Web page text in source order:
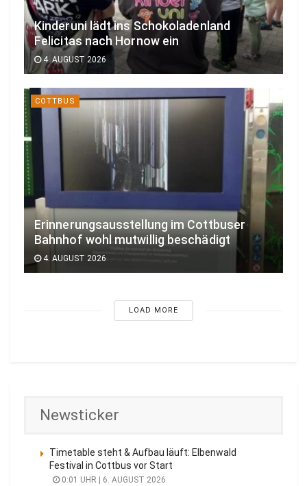
Kinderuni lädt ins Schokoladenland
Felicitas nach Hornow ein
4. AUGUST 2026
COTTBUS
Erinnerungsausstellung im Cottbuser
Bahnhof wohl mutwillig beschädigt
4. AUGUST 2026
LOAD MORE
Newsticker
Timetable steht & Aufbau läuft: Elbenwald
Festival in Cottbus vor Start
0:01 UHR | 6. AUGUST 2026